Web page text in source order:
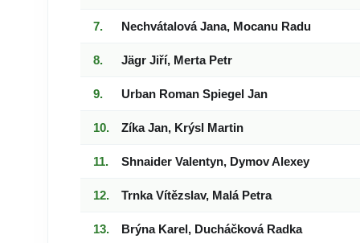
Nechvátalová Jana, Mocanu Radu
Jägr Jiří, Merta Petr
Urban Roman Spiegel Jan
Zíka Jan, Krýsl Martin
Shnaider Valentyn, Dymov Alexey
Trnka Vítězslav, Malá Petra
Brýna Karel, Ducháčková Radka